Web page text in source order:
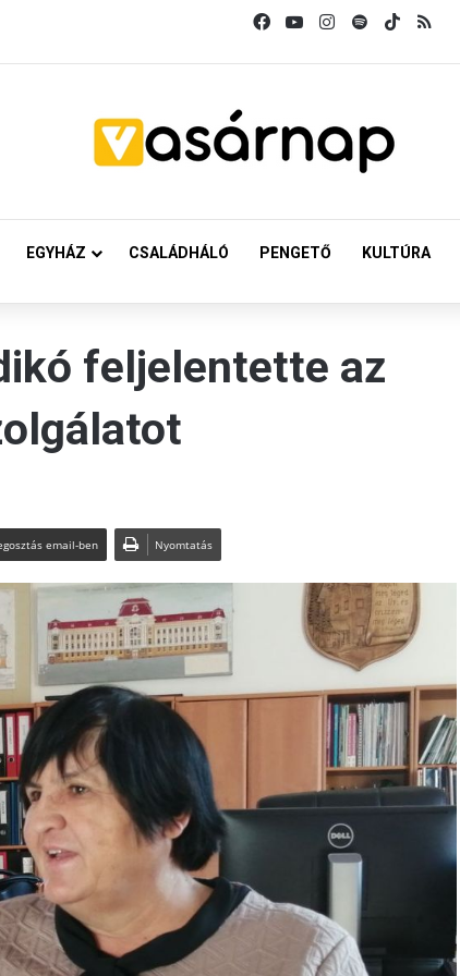
FacebookYouTubeInstagram
SpotifyTikTok
EGYHÁZ CSALÁDHÁLÓ PENGETŐ KULTÚRA
feljelentette az
email-ben Nyomtatás